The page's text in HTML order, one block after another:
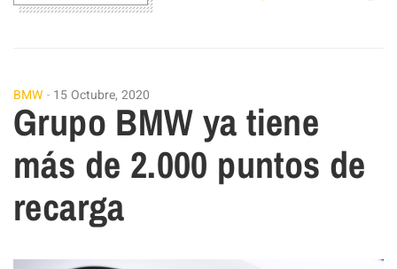
BMW 15 Octubre, 2020
Grupo BMW ya tiene
más de 2.000 puntos de
recarga